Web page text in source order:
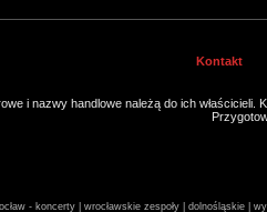
Kontakt
i nazwy handlowe należą do ich właścicieli.
- koncerty | wrocławskie zespoły | dolnośląskie |